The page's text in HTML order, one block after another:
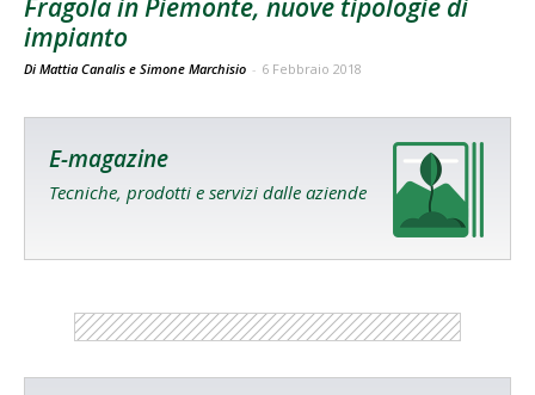
Fragola in Piemonte, nuove tipologie di
impianto
Di Mattia Canalis e Simone Marchisio - 6 Febbraio 2018
E-magazine
Tecniche, prodotti e servizi dalle aziende